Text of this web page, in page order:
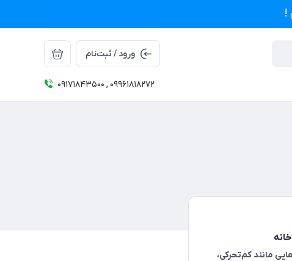
!
ورود / ثبت‌نام
09171843500 , 09961818272
مانند کم‌تحرکی،